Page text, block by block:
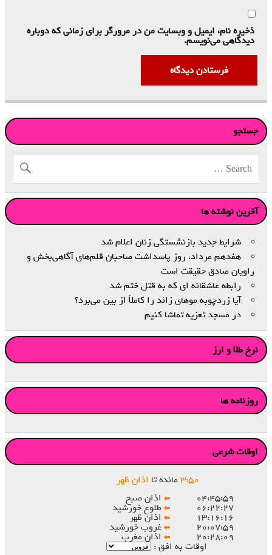
ذخیره نام، ایمیل و وبسایت من در مرورگر برای زمانی که دوباره
دیدگاهی می‌نویسم.
جستجو
آخرین نوشته ها
شرایط جدید بازنشستگی زنان اعلام شد
هفدهم مرداد، روز پاسداشت صاحبان قلم‌های آگاهی‌بخش و
راویان صادق حقیقت است
رابطه عاشقانه ای که به قتل ختم شد
آیا زردچوبه موهای زائد را کاملاً از بین می‌برد؟
در مسجد تعزیه تماشا کنیم
نرخ طلا و ارز
روزنامه ها
اوقات شرعی
۳:۵۰ مانده تا اذان ظهر
۰۴:۴۵:۵۹
اذان صبح
۰۶:۲۲:۲۷ طلوع خورشید
۱۳:۱۶:۱۶ اذان ظهر
۲۰:۰۷:۵۹ غروب خورشید
۲۰:۲۸:۰۹ اذان مغرب
اوقات به افق :